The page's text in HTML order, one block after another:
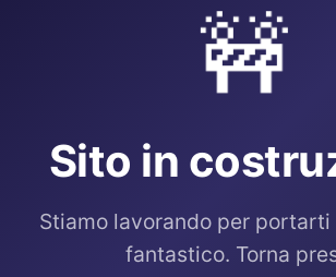
🚧
Sito in
Stiamo lavorando per
fantastico. Torna